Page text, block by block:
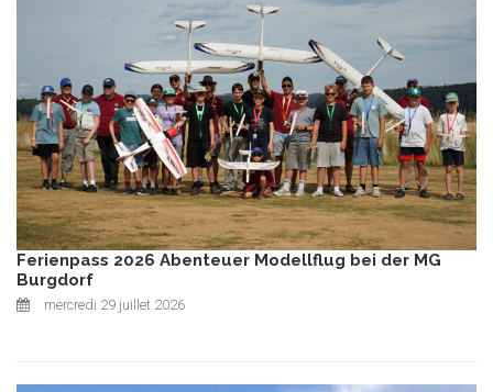
Ferienpass 2026 Abenteuer Modellflug bei der MG
Burgdorf
mercredi 29 juillet 2026